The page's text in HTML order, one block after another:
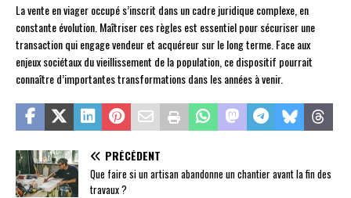
La vente en viager occupé s’inscrit dans un cadre juridique complexe, en
constante évolution. Maîtriser ces règles est essentiel pour sécuriser une
transaction qui engage vendeur et acquéreur sur le long terme. Face aux
enjeux sociétaux du vieillissement de la population, ce dispositif pourrait
connaître d’importantes transformations dans les années à venir.
PRÉCÉDENT
Que faire si un artisan abandonne un chantier avant la fin des
travaux ?